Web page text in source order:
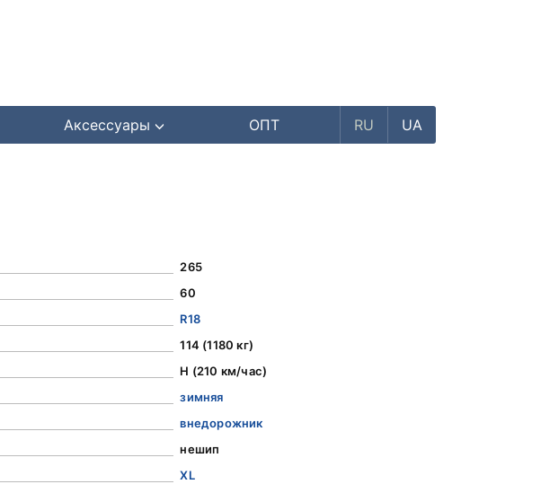
Аксессуары ОПТ RU UA
265
60
R18
114 (1180 кг)
H (210 км/час)
зимняя
внедорожник
нешип
XL